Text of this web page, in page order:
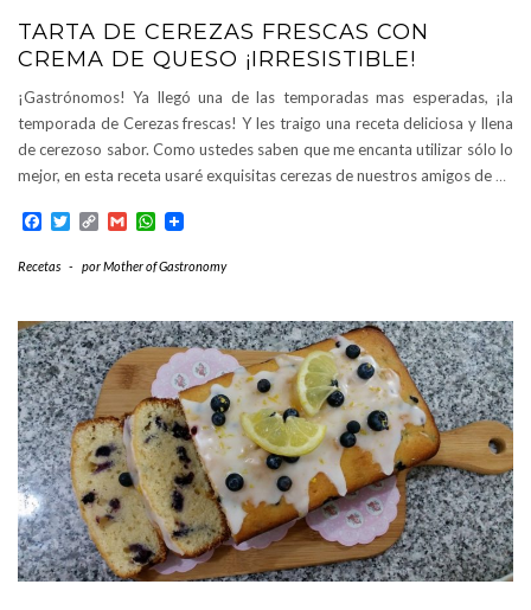
TARTA DE CEREZAS FRESCAS CON
CREMA DE QUESO ¡IRRESISTIBLE!
¡Gastrónomos! Ya llegó una de las temporadas mas esperadas, ¡la
temporada de Cerezas frescas! Y les traigo una receta deliciosa y llena
de cerezoso sabor. Como ustedes saben que me encanta utilizar sólo lo
mejor, en esta receta usaré exquisitas cerezas de nuestros amigos de …
Facebook
TwitterCopyGmailWhatsApp
Recetas - porMother of Gastronomy